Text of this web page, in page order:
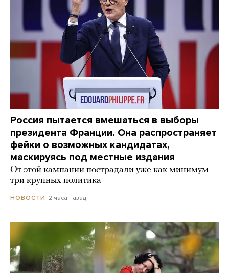
Россия пытается вмешаться в выборы
президента Франции. Она распространяет
фейки о возможных кандидатах,
маскируясь под местные издания
От этой кампании пострадали уже как минимум
три крупных политика
НОВОСТИ 2 часа назад